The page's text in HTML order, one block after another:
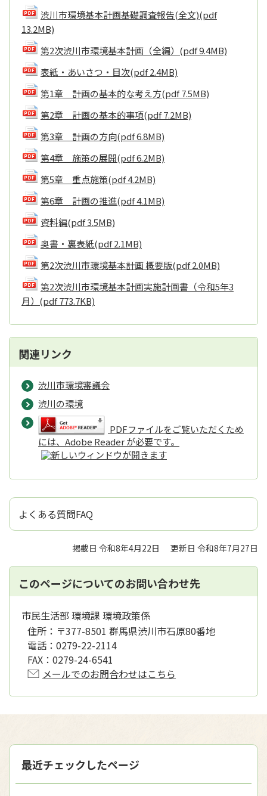
渋川市環境基本計画基礎調査報告(全文)(pdf
13.2MB)
第2次渋川市環境基本計画（全編） (pdf 9.4MB)
表紙・あいさつ・目次(pdf 2.4MB)
第1章 計画の基本的な考え方(pdf 7.5MB)
第2章 計画の基本的事項(pdf 7.2MB)
第3章 計画の方向(pdf 6.8MB)
第4章 施策の展開(pdf 6.2MB)
第5章 重点施策(pdf 4.2MB)
第6章 計画の推進(pdf 4.1MB)
資料編(pdf 3.5MB)
奥書・裏表紙(pdf 2.1MB)
第2次渋川市環境基本計画 概要版(pdf 2.0MB)
第2次渋川市環境基本計画実施計画書（令和5年3
月） (pdf 773.7KB)
関連リンク
渋川市環境審議会
渋川の環境
PDFファイルをご覧いただくため
には、Adobe Reader が必要です。
よくある質問FAQ
掲載日 令和8年4月22日 更新日 令和8年7月27日
このページについてのお問い合わせ先
市民生活部 環境課 環境政策係
住所： 〒377-8501 群馬県渋川市石原80番地
電話： 0279-22-2114
FAX： 0279-24-6541
メールでのお問合わせはこちら
最近チェックしたページ